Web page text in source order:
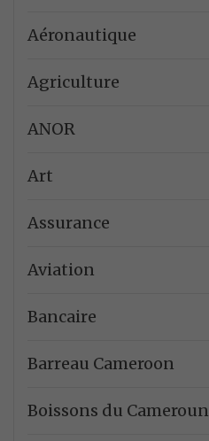
Aéronautique
Agriculture
ANOR
Art
Assurance
Aviation
Bancaire
Barreau Cameroon
Boissons du Cameroun